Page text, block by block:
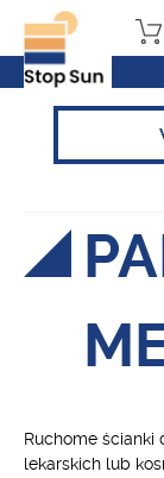
Ruchome ścianki
lekarskich lub